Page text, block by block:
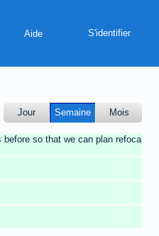
Aide
Jour Semaine Mois
so that we can plan